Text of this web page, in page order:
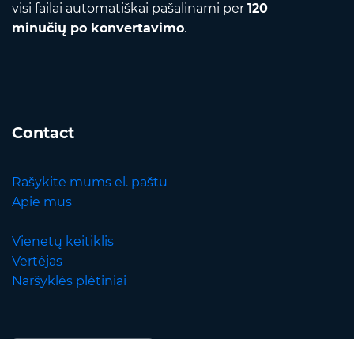
visi failai automatiškai pašalinami per 120
minučių po konvertavimo.
Contact
Rašykite mums el. paštu
Apie mus
Vienetų keitiklis
Vertėjas
Naršyklės plėtiniai